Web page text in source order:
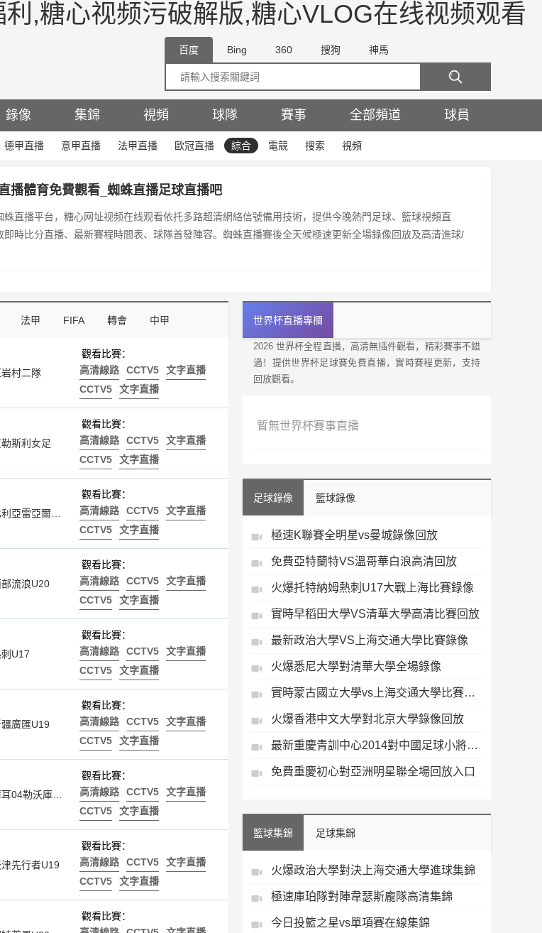
,糖心视频污破解版,糖心VLOG在线视频观看
百度 Bing 360 搜狗 神馬
錄像 集錦 視頻 球隊 賽事 全部頻道 球員
德甲直播 意甲直播 法甲直播 歐冠直播 綜合 電競 搜索 視頻
播體育免費觀看_蜘蛛直播足球直播吧
直播平台，糖心网址视频在线观看依托多路超清網絡信號備用技術，提供今晚熱門足球、籃球視頻直
時比分直播、最新賽程時間表、球隊首發陣容。蜘蛛直播賽後全天候極速更新全場錄像回放及高清進球/
法甲 FIFA 轉會 中甲
村二隊
觀看比賽：
高清線路
CCTV5
文字直播
CCTV5
文字直播
勒斯利女足
觀看比賽：
高清線路
CCTV5
文字直播
CCTV5
文字直播
觀看比賽：
高清線路
CCTV5
文字直播
CCTV5
文字直播
流浪U20
觀看比賽：
高清線路
CCTV5
文字直播
CCTV5
文字直播
U17
觀看比賽：
高清線路
CCTV5
文字直播
CCTV5
文字直播
廣匯U19
觀看比賽：
高清線路
CCTV5
文字直播
CCTV5
文字直播
觀看比賽：
高清線路
CCTV5
文字直播
CCTV5
文字直播
津先行者U19
觀看比賽：
高清線路
CCTV5
文字直播
CCTV5
文字直播
觀看比賽：
世界杯直播專欄
2026 世界杯全程直播，高清無插件觀看，精彩賽事不錯
過！提供世界杯足球賽免費直播，實時賽程更新，支持
回放觀看。
暫無世界杯賽事直播
足球錄像 籃球錄像
極速K聯賽全明星vs曼城錄像回放
免費亞特蘭特VS溫哥華白浪高清回放
火爆托特納姆熱刺U17大戰上海比賽錄像
實時早稻田大學VS清華大學高清比賽回放
最新政治大學VS上海交通大學比賽錄像
火爆悉尼大學對清華大學全場錄像
實時蒙古國立大學vs上海交通大學比賽錄像
火爆香港中文大學對北京大學錄像回放
最新重慶青訓中心2014對中國足球小將藍隊錄像回放
免費重慶初心對亞洲明星聯全場回放入口
籃球集錦 足球集錦
火爆政治大學對決上海交通大學進球集錦
極速庫珀隊對陣韋瑟斯龐隊高清集錦
今日投籃之星vs單項賽在線集錦